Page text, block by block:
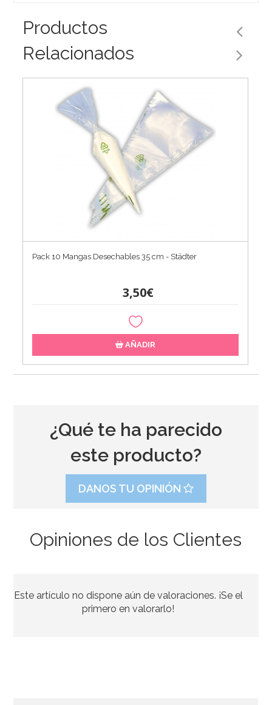
Productos
Relacionados
Pack 10 Mangas Desechables 35 cm - Städter
3,50€
AÑADIR
7,95€
¿Qué te ha parecido
este producto?
DANOS TU OPINIÓN
Opiniones de los Clientes
Este artículo no dispone aún de valoraciones. ¡Se el
primero en valorarlo!